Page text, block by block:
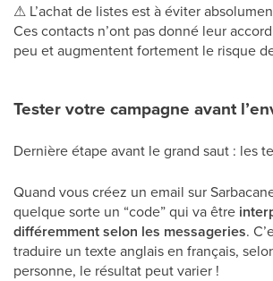
⚠ L’achat de listes est à éviter
Ces contacts n’ont pas donné leur
peu et augmentent fortement le risque
Tester votre campagne avant
Dernière étape avant le grand saut : les
Quand vous créez un email sur
quelque sorte un “code” qui va être
différemment selon les messageries.
traduire un texte anglais en français,
personne, le résultat peut varier !